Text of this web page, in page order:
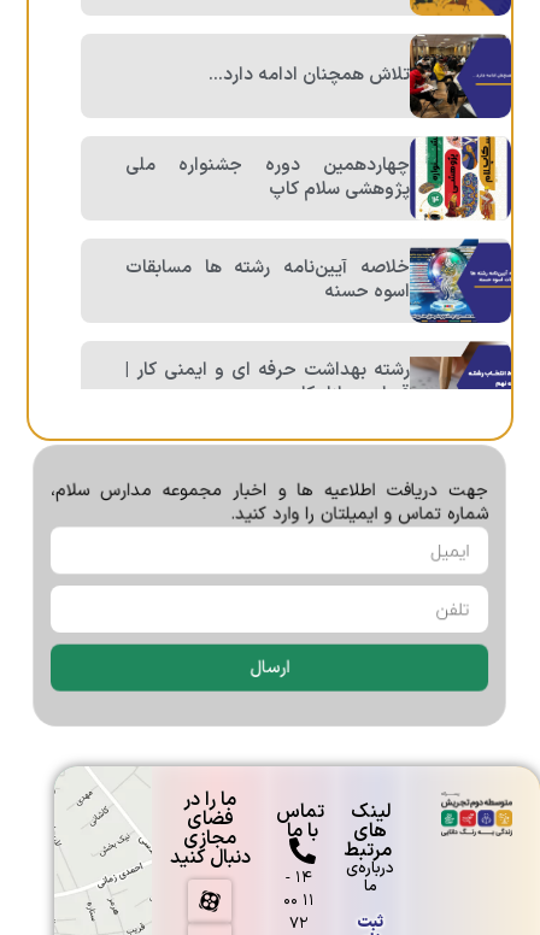
تلاش همچنان ادامه دارد…
چهاردهمین دوره جشنواره ملی
پژوهشی سلام کاپ
خلاصه آیین‌نامه رشته ها مسابقات
اسوه حسنه
رشته بهداشت حرفه ای و ایمنی کار |
قبولی و بازار کار
پايه دهم
جلسه ٣ ساعته دبيران محترم پايه
اطلاعیه مهم: راه‌های ارتباط با انجمن
جهت دریافت اطلاعیه ها و اخبار مجموعه مدارس سلام،
شماره تماس و ایمیلتان را وارد کنید.
ارسال
لینک
های
مرتبط
درباره‌ی
ما
ثبت
تماس
با ما
۱۴ -
۱۱ ۰۰
۷۲
ما را در
فضای
مجازی
دنبال کنید